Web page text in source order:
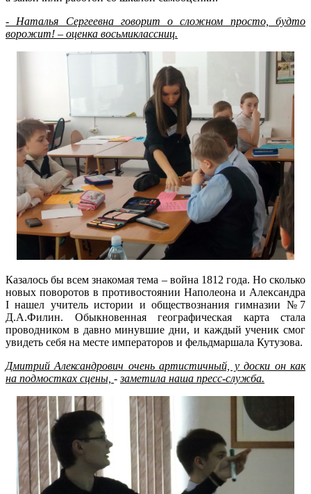
- Наталья Сергеевна говорит о сложном просто, будто
ворожит! – оценка восьмиклассниц.
Казалось бы всем знакомая тема – война 1812 года. Но сколько
новых поворотов в противостоянии Наполеона и Александра
I нашел учитель истории и обществознания гимназии №7
Д.А.Филин. Обыкновенная географическая карта стала
проводником в давно минувшие дни, и каждый ученик смог
увидеть себя на месте императоров и фельдмаршала Кутузова.
Дмитрий Александрович очень артистичный, у доски он как
на подмостках сцены, -заметила наша пресс-служба.